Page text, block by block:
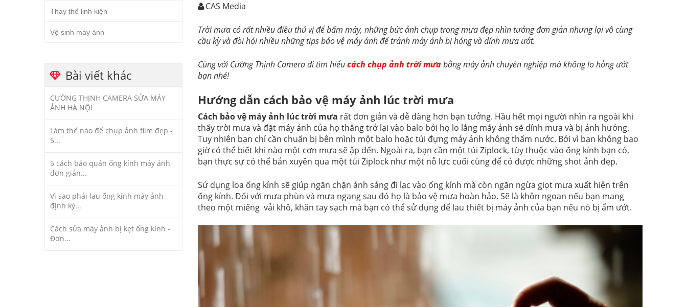
Thay thế linh kiện
Vệ sinh máy ảnh
Bài viết khác
CƯỜNG THỊNH CAMERA SỬA MÁY
ẢNH HÀ NỘI
Làm thế nào để chụp ảnh film đẹp -
5...
5 cách bảo quản ống kính máy ảnh
đơn giản...
Vì sao phải lau ống kính máy ảnh
định kỳ...
Cách sửa máy ảnh bị kẹt ống kính -
Đơn...
CAS Media
Trời mưa có rất nhiều điều thú vị để bấm máy, những bức ảnh chụp trong mưa đẹp nhìn tưởng đơn giản nhưng lại vô cùng
cầu kỳ và đòi hỏi nhiều những tips bảo vệ máy ảnh để tránh máy ảnh bị hỏng và dính mưa ướt.
Cùng với Cường Thịnh Camera đi tìm hiểucách chụp ảnh trời mưabằng máy ảnh chuyên nghiệp mà không lo hỏng ướt
bạn nhé!
Hướng dẫn cách bảo vệ máy ảnh lúc trời mưa
Cách bảo vệ máy ảnh lúc trời mưa rất đơn giản và dễ dàng hơn bạn tưởng. Hầu hết mọi người nhìn ra ngoài khi
thấy trời mưa và đặt máy ảnh của họ thẳng trở lại vào balo bởi họ lo lắng máy ảnh sẽ dính mưa và bị ảnh hưởng.
Tuy nhiên bạn chỉ cần chuẩn bị bên mình một balo hoặc túi đựng máy ảnh không thấm nước. Bởi vì bạn không bao
giờ có thể biết khi nào một cơn mưa sẽ ập đến. Ngoài ra, bạn cần một túi Ziplock, tùy thuộc vào ống kính bạn có,
bạn thực sự có thể bắn xuyên qua một túi Ziplock như một nỗ lực cuối cùng để có được những shot ảnh đẹp.
Sử dụng loa ống kính sẽ giúp ngăn chặn ánh sáng đi lạc vào ống kính mà còn ngăn ngừa giọt mưa xuất hiện trên
ống kính. Đối với mưa phùn và mưa ngang sau đó họ là bảo vệ mưa hoàn hảo. Sẽ là khôn ngoan nếu bạn mang
theo một miếng vải khô, khăn tay sạch mà bạn có thể sử dụng để lau thiết bị máy ảnh của bạn nếu nó bị ẩm ướt.